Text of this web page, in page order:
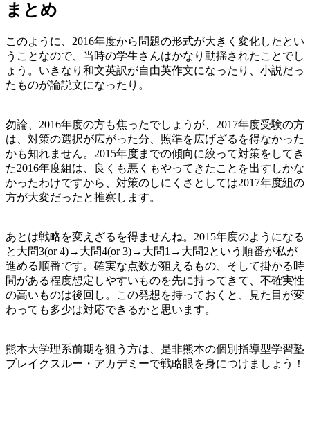
まとめ
このように、2016年度から問題の形式が大きく変化したとい
うことなので、当時の学生さんはかなり動揺されたことでし
ょう。いきなり和文英訳が自由英作文になったり、小説だっ
たものが論説文になったり。
勿論、2016年度の方も焦ったでしょうが、2017年度受験の方
は、対策の選択が広がった分、照準を広げざるを得なかった
かも知れません。2015年度までの傾向に絞って対策をしてき
た2016年度組は、良くも悪くもやってきたことを出すしかな
かったわけですから、対策のしにくさとしては2017年度組の
方が大変だったと推察します。
あとは戦略を変えざるを得ませんね。2015年度のようになる
と大問3(or 4)→大問4(or 3)→大問1→大問2という順番が私が
進める順番です。確実な点数が狙えるもの、そして掛かる時
間がある程度想定しやすいものを先に持ってきて、不確実性
の高いものは後回し。この発想を持っておくと、見た目が変
わっても多少は対応できるかと思います。
熊本大学理系前期を狙う方は、是非熊本の個別指導型学習塾
ブレイクスルー・アカデミーで戦略眼を身につけましょう！